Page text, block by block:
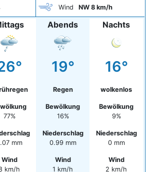
Wind NW 8 km/h
77%
mm
Wind
km/h
Abends
19°
Regen
Bewölkung
16%
Niederschlag
0.99 mm
Wind
1 km/h
Nachts
16°
wolkenlos
Bewölkung
9%
Niederschlag
0 mm
Wind
2 km/h